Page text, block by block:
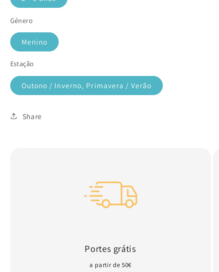
Género
Menino
Estação
Outono / Inverno, Primavera / Verão
Share
Portes grátis
a partir de 50€